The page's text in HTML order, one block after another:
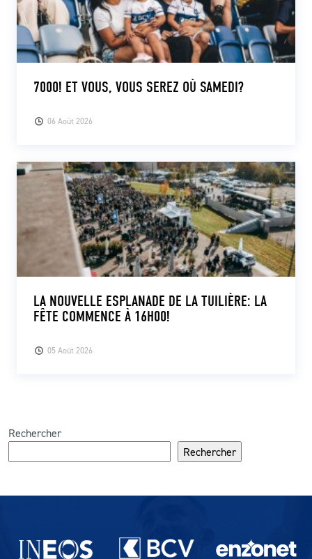
06 Août 2026
7000! ET VOUS, VOUS SEREZ OÙ SAMEDI?
05 Août 2026
LA NOUVELLE ESPLANADE DE LA TUILIÈRE: LA
FÊTE COMMENCE À 16H00!
Rechercher
Rechercher
Partenaires du lausanne-Sport